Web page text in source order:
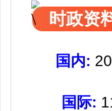
时政资
国内:
国际: